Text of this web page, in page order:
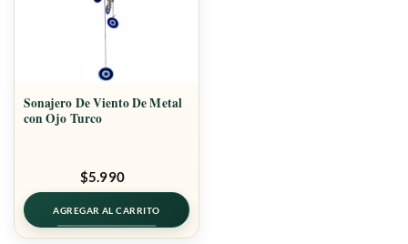
Sonajero De Viento De Metal
con Ojo Turco
$5.990
AGREGAR AL CARRITO